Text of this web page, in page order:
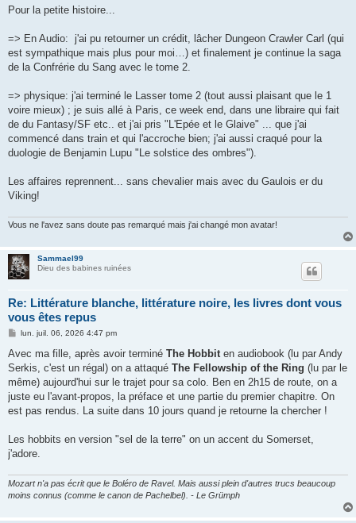
s
g
Pour la petite histoire...
=> En Audio: j'ai pu retourner un crédit, lâcher Dungeon Crawler Carl (qui
est sympathique mais plus pour moi…) et finalement je continue la saga
de la Confrérie du Sang avec le tome 2.
=> physique: j'ai terminé le Lasser tome 2 (tout aussi plaisant que le 1
voire mieux) ; je suis allé à Paris, ce week end, dans une libraire qui fait
de du Fantasy/SF etc.. et j'ai pris "L'Epée et le Glaive" ... que j'ai
commencé dans train et qui l'accroche bien; j'ai aussi craqué pour la
duologie de Benjamin Lupu "Le solstice des ombres").
Les affaires reprennent... sans chevalier mais avec du Gaulois er du
Viking!
Vous ne l'avez sans doute pas remarqué mais j'ai changé mon avatar!
Sammael99
Dieu des babines ruinées
Re: Littérature blanche, littérature noire, les livres dont vous
vous êtes repus
M
s
a
g
lun. juil. 06, 2026 4:47 pm
Avec ma fille, après avoir terminé The Hobbit en audiobook (lu par Andy
Serkis, c'est un régal) on a attaqué The Fellowship of the Ring (lu par le
même) aujourd'hui sur le trajet pour sa colo. Ben en 2h15 de route, on a
juste eu l'avant-propos, la préface et une partie du premier chapitre. On
est pas rendus. La suite dans 10 jours quand je retourne la chercher !
Les hobbits en version "sel de la terre" on un accent du Somerset,
j'adore.
Mozart n'a pas écrit que le Boléro de Ravel. Mais aussi plein d'autres trucs beaucoup
moins connus (comme le canon de Pachelbel). - Le Grümph